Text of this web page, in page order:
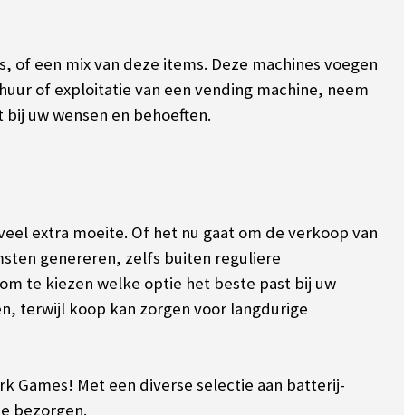
een mix van deze items. Deze machines voegen
of exploitatie van een vending machine, neem
uw wensen en behoeften.
extra moeite. Of het nu gaat om de verkoop van
genereren, zelfs buiten reguliere
te kiezen welke optie het beste past bij uw
terwijl koop kan zorgen voor langdurige
Games! Met een diverse selectie aan batterij-
bezorgen.